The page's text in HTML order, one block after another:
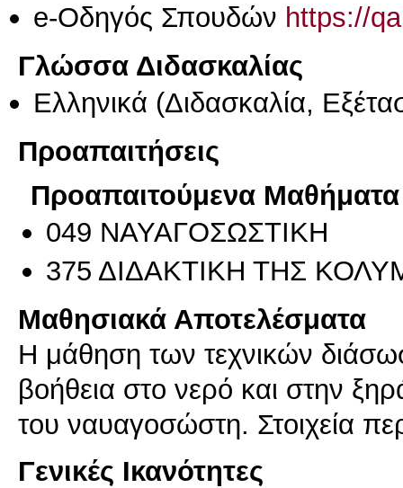
e-Οδηγός Σπουδών https://
Γλώσσα Διδασκαλίας
Ελληνικά (Διδασκαλία,
Προαπαιτήσεις
Προαπαιτούμενα Μαθήματα
049 ΝΑΥΑΓΟΣΩΣΤΙΚΗ
375 ΔΙΔΑΚΤΙΚΗ ΤΗΣ
Μαθησιακά Αποτελέσματα
Η μάθηση των τεχνικών
βοήθεια στο νερό και στην
του ναυαγοσώστη. Στοιχεία
Γενικές Ικανότητες